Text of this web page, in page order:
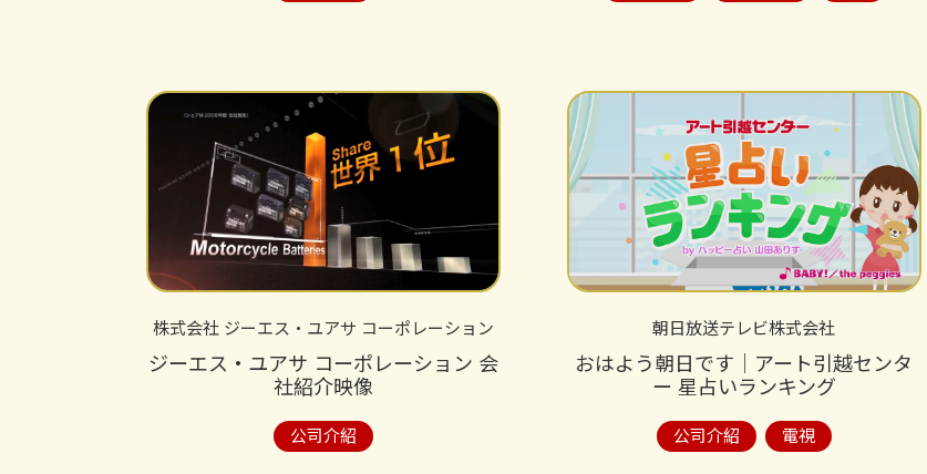
株式会社 ジーエス・ユアサ コーポレーション
ジーエス・ユアサ コーポレーション 会
社紹介映像
公司介紹
朝日放送テレビ株式会社
おはよう朝日です│アート引越センタ
ー 星占いランキング
公司介紹 電視